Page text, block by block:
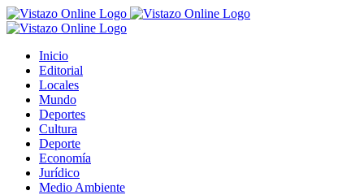
Saltar
al
Inicio
Editorial
Locales
Mundo
Deportes
Cultura
Deporte
Economía
Jurídico
Medio Ambiente